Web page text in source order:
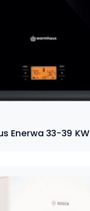
Enerwa 33-39 KW